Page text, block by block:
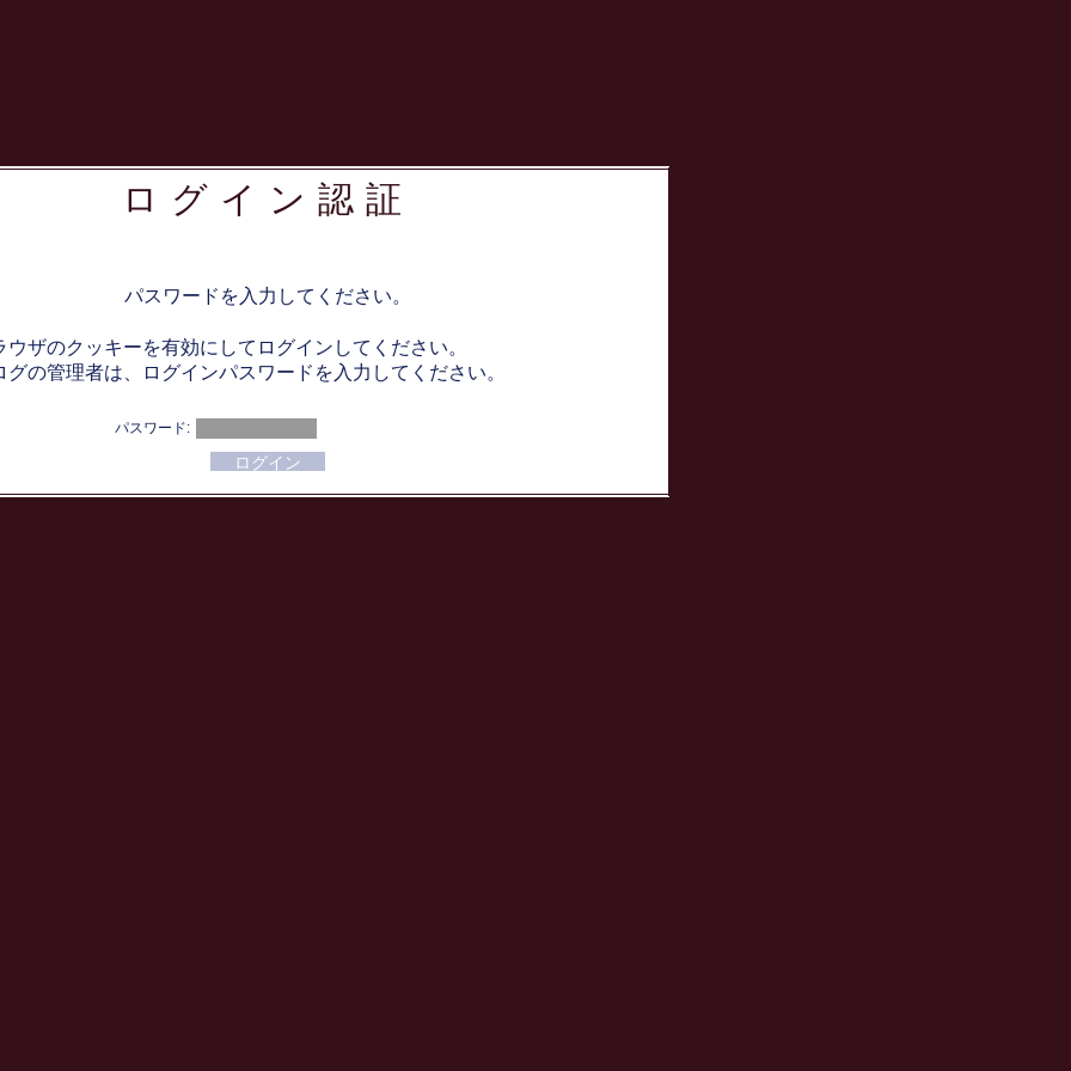
ログイン認証
パスワードを入力してください。
ザのクッキーを有効にしてログインしてください。
の管理者は、ログインパスワードを入力してください。
パスワード: